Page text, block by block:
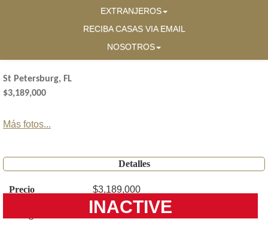
EXTRANJEROS
RECIBA CASAS VIA EMAIL
NOSOTROS
St Petersburg, FL
$3,189,000
INACTIVE
Más fotos...
Detalles
Precio $3,189,000
O6414691